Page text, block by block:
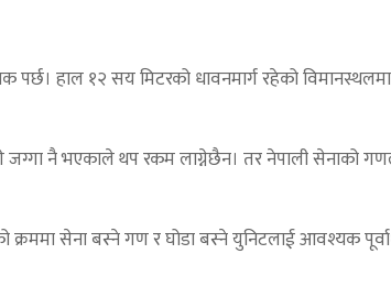
हाल १२ सय मिटरको धावनमार्ग रहेको विमानस्थलमा
जग्गा नै भएकाले थप रकम लाग्नेछैन। तर नेपाली सेनाको
क्रममा सेना बस्ने गण र घोडा बस्ने युनिटलाई आवश्यक